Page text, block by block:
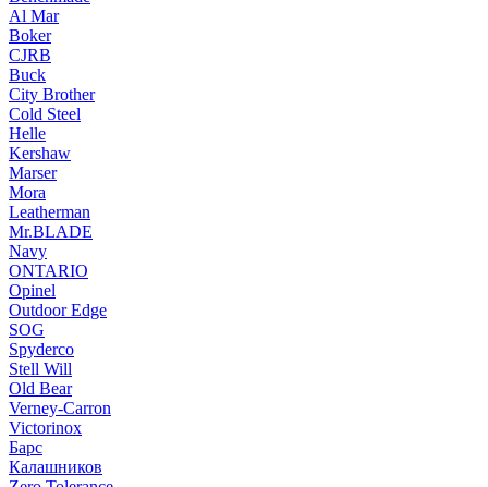
Al Mar
Boker
CJRB
Buck
City Brother
Cold Steel
Helle
Kershaw
Marser
Mora
Leatherman
Mr.BLADE
Navy
ONTARIO
Opinel
Outdoor Edge
SOG
Spyderco
Stell Will
Old Bear
Verney-Carron
Victorinox
Барс
Калашников